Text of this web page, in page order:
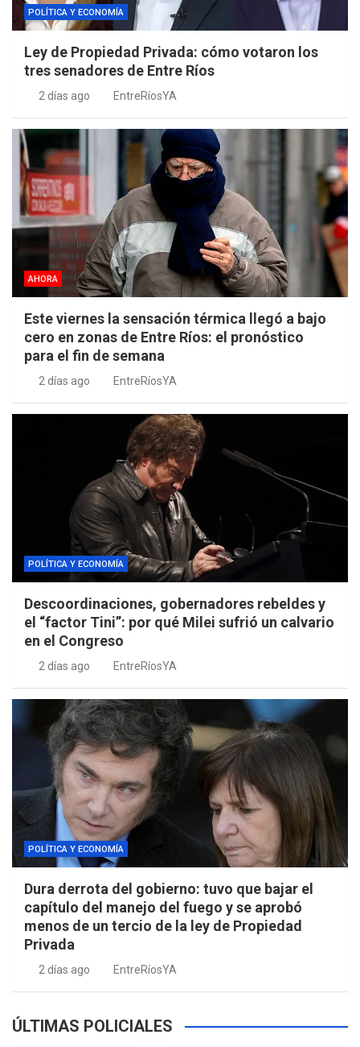
POLÍTICA Y ECONOMÍA
Ley de Propiedad Privada: cómo votaron los
tres senadores de Entre Ríos
2 días ago EntreRíosYA
AHORA
Este viernes la sensación térmica llegó a bajo
cero en zonas de Entre Ríos: el pronóstico
para el fin de semana
2 días ago EntreRíosYA
POLÍTICA Y ECONOMÍA
Descoordinaciones, gobernadores rebeldes y
el “factor Tini”: por qué Milei sufrió un calvario
en el Congreso
2 días ago EntreRíosYA
POLÍTICA Y ECONOMÍA
Dura derrota del gobierno: tuvo que bajar el
capítulo del manejo del fuego y se aprobó
menos de un tercio de la ley de Propiedad
Privada
2 días ago EntreRíosYA
ÚLTIMAS POLICIALES